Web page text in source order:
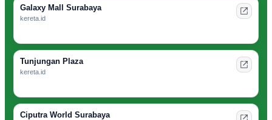
Galaxy Mall Surabaya
kereta.id
Tunjungan Plaza
kereta.id
Ciputra World Surabaya